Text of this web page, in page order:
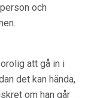
och
att gå in i
det kan hända,
om han går